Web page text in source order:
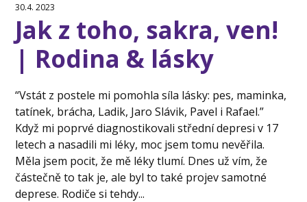
30.4. 2023
Jak z toho, sakra, ven!
| Rodina & lásky
“Vstát z postele mi pomohla síla lásky: pes, maminka,
tatínek, brácha, Ladik, Jaro Slávik, Pavel i Rafael.”
Když mi poprvé diagnostikovali střední depresi v 17
letech a nasadili mi léky, moc jsem tomu nevěřila.
Měla jsem pocit, že mě léky tlumí. Dnes už vím, že
částečně to tak je, ale byl to také projev samotné
deprese. Rodiče si tehdy...